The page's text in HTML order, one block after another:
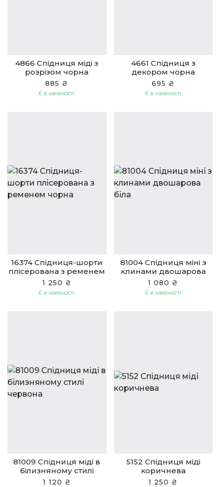
4866 Спідниця міді з
розрізом чорна
885 ₴
Є в наявності
4661 Спідниця з
декором чорна
695 ₴
Є в наявності
16374 Спідниця-шорти
плісерована з ременем
чорна
1 250 ₴
Є в наявності
81004 Спідниця міні з
клинами двошарова
біла
1 080 ₴
Є в наявності
81009 Спідниця міді в
білизняному стилі
червона
1 120 ₴
5152 Спідниця міді
коричнева
1 250 ₴